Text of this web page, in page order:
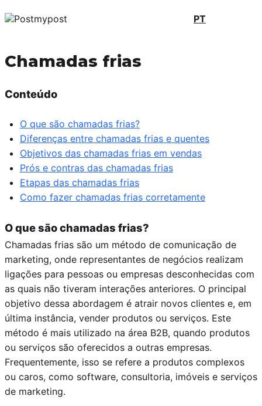
PT
Chamadas frias
Conteúdo
O que são chamadas frias?
Diferenças entre chamadas frias e quentes
Objetivos das chamadas frias em vendas
Prós e contras das chamadas frias
Etapas das chamadas frias
Como fazer chamadas frias corretamente
O que são chamadas frias?
Chamadas frias são um método de comunicação de
marketing, onde representantes de negócios realizam
ligações para pessoas ou empresas desconhecidas com
as quais não tiveram interações anteriores. O principal
objetivo dessa abordagem é atrair novos clientes e, em
última instância, vender produtos ou serviços. Este
método é mais utilizado na área B2B, quando produtos
ou serviços são oferecidos a outras empresas.
Frequentemente, isso se refere a produtos complexos
ou caros, como software, consultoria, imóveis e serviços
de marketing.